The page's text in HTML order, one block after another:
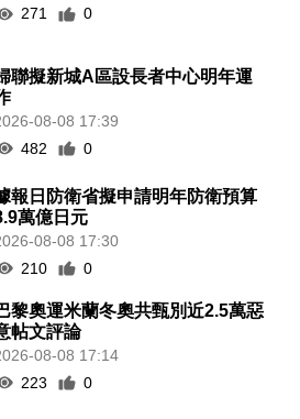
271 0
聯擬新城A區設長者中心明年運
08-08 17:39
482
0
報日防衛省擬申請明年防衛預算
萬億日元
08-08 17:30
210
0
黎奧運米蘭冬奧共甄別近2.5萬惡
帖文評論
08-08 17:14
223
0